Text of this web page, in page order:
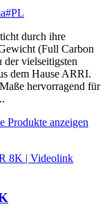
#PL
durch ihre
(Full Carbon
der vielseitigsten
dem Hause ARRI.
hervorragend für
Produkte anzeigen